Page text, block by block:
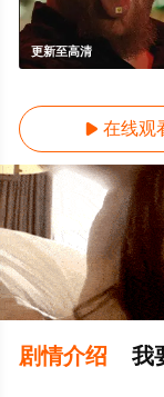
更新至高清
 在线观
剧情介绍 我